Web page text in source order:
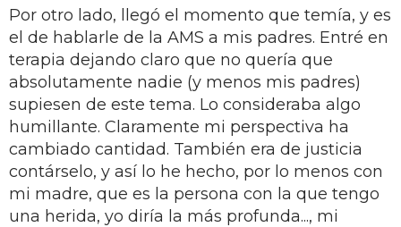
Por otro lado, llegó el momento que temía, y es
el de hablarle de la AMS a mis padres. Entré en
terapia dejando claro que no quería que
absolutamente nadie (y menos mis padres)
supiesen de este tema. Lo consideraba algo
humillante. Claramente mi perspectiva ha
cambiado cantidad. También era de justicia
contárselo, y así lo he hecho, por lo menos con
mi madre, que es la persona con la que tengo
una herida, yo diría la más profunda..., mi